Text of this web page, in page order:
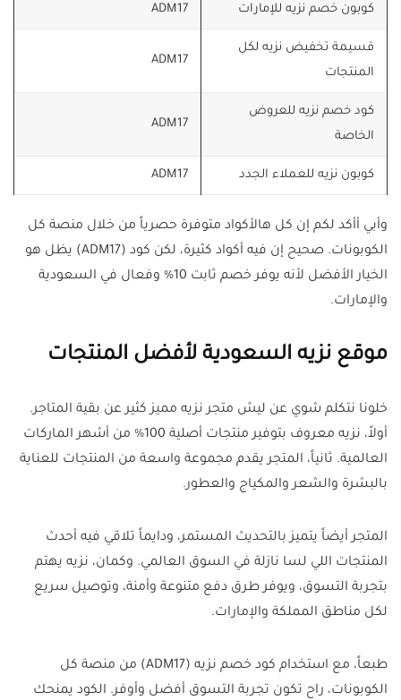
كوبون خصم نزيه للإمارات ADM17
قسيمة تخفيض نزيه لكل
المنتجات
ADM17
كود خصم نزيه للعروض
الخاصة
ADM17
كوبون نزيه للعملاء الجدد ADM17
وأبي أأكد لكم إن كل هالأكواد متوفرة حصرياً من خلال منصة كل
الكوبونات. صحيح إن فيه أكواد كثيرة، لكن كود (ADM17) يظل هو
الخيار الأفضل لأنه يوفر خصم ثابت 10% وفعال في السعودية
والإمارات.
موقع نزيه السعودية لأفضل المنتجات
خلونا نتكلم شوي عن ليش متجر نزيه مميز كثير عن بقية المتاجر.
أولاً، نزيه معروف بتوفير منتجات أصلية 100% من أشهر الماركات
العالمية. ثانياً، المتجر يقدم مجموعة واسعة من المنتجات للعناية
بالبشرة والشعر والمكياج والعطور.
المتجر أيضاً يتميز بالتحديث المستمر، ودايماً تلاقي فيه أحدث
المنتجات اللي لسا نازلة في السوق العالمي. وكمان، نزيه يهتم
بتجربة التسوق، ويوفر طرق دفع متنوعة وأمنة، وتوصيل سريع
لكل مناطق المملكة والإمارات.
طبعاً، مع استخدام كود خصم نزيه (ADM17) من منصة كل
الكوبونات، راح تكون تجربة التسوق أفضل وأوفر. الكود يمنحك